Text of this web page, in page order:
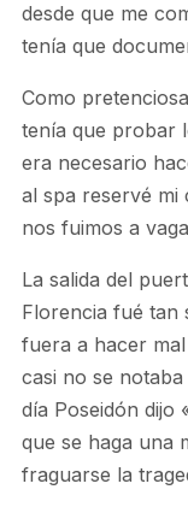
desde que me
tenía que
Como
tenía que probar
era necesario
al spa reservé mi
nos fuimos a
La salida del
Florencia fué tan
fuera a hacer
casi no se
día Poseidón dijo
que se haga una
fraguarse la